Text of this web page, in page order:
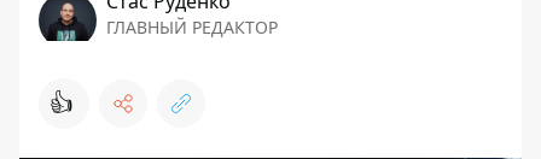
ГЛАВНЫЙ РЕДАКТОР
👍